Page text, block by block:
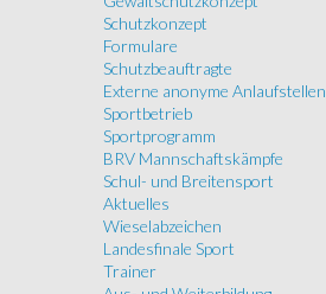
Schutzkonzept
Formulare
Schutzbeauftragte
Externe anonyme Anlaufstellen
Sportbetrieb
Sportprogramm
BRV Mannschaftskämpfe
Schul- und Breitensport
Aktuelles
Wieselabzeichen
Landesfinale Sport
Trainer